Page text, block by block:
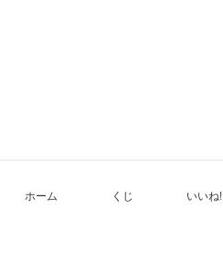
ホーム くじ いいね!